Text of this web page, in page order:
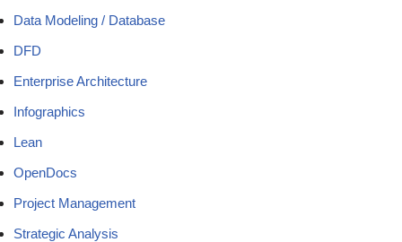
Data Modeling / Database
DFD
Enterprise Architecture
Infographics
Lean
OpenDocs
Project Management
Strategic Analysis